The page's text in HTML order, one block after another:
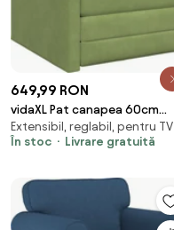
649,99 RON
vidaXL Pat canapea 60cm
Verde deschis Catifea
Extensibil, reglabil, pentru TV
În stoc
Livrare gratuită